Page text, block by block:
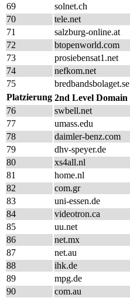
69
solnet.ch
70
tele.net
71
salzburg-online.at
72
btopenworld.com
73
prosiebensat1.net
74
nefkom.net
75
bredbandsbolaget.se
Platzierung 2nd Level Domain
76
swbell.net
77
umass.edu
78
daimler-benz.com
79
dhv-speyer.de
80
xs4all.nl
81
home.nl
82
com.gr
83
uni-essen.de
84
videotron.ca
85
uu.net
86
net.mx
87
net.au
88
ihk.de
89
mpg.de
90
com.au